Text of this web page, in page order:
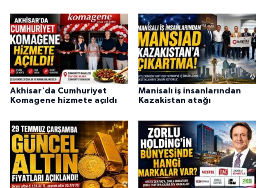
Akhisar'da Cumhuriyet
Komagene hizmete açıldı
Manisalı iş insanlarından
Kazakistan atağı